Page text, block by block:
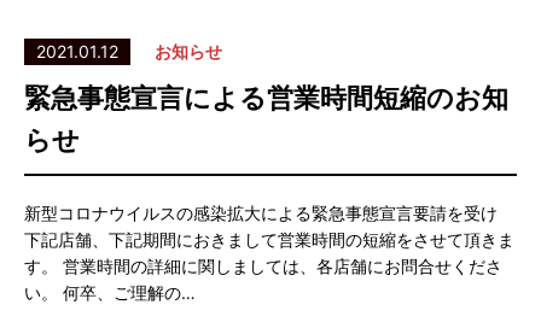
2021.01.12 お知らせ
緊急事態宣言による営業時間短縮のお知
らせ
新型コロナウイルスの感染拡大による緊急事態宣言要請を受け
下記店舗、下記期間におきまして営業時間の短縮をさせて頂きま
す。 営業時間の詳細に関しましては、各店舗にお問合せくださ
い。 何卒、ご理解の…